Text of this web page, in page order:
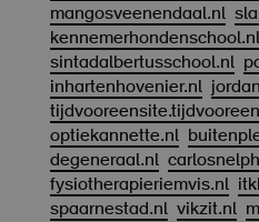
mangosveenendaal.nl
kennemerhondenschool.nl
sintadalbertusschool.nl
inhartenhovenier.nl
optiekannette.nl
degeneraal.nl
fysiotherapieriemvis.nl
spaarnestad.nl vikzit.nl